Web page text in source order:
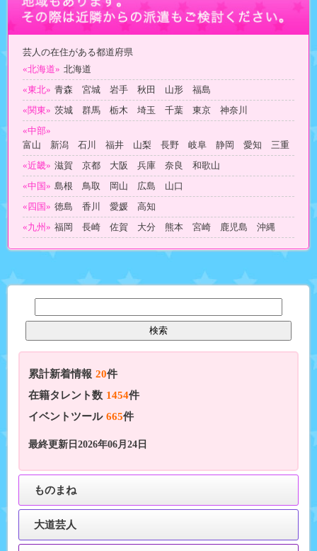
芸人の在住がある都道府県
«北海道» 北海道
«東北» 青森 宮城 岩手 秋田 山形 福島
«関東» 茨城 群馬 栃木 埼玉 千葉 東京 神奈川
«中部»
富山 新潟 石川 福井 山梨 長野 岐阜 静岡 愛知 三重
«近畿» 滋賀 京都 大阪 兵庫 奈良 和歌山
«中国» 島根 鳥取 岡山 広島 山口
«四国» 徳島 香川 愛媛 高知
«九州» 福岡 長崎 佐賀 大分 熊本 宮崎 鹿児島 沖縄
累計新着情報 20件
在籍タレント数 1454件
イベントツール 665件
最終更新日2026年06月24日
ものまね
大道芸人